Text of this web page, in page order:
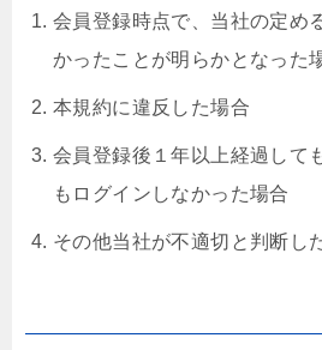
会員登録時点で、当社の定め
かったことが明らかとなった
本規約に違反した場合
会員登録後１年以上経過して
もログインしなかった場合
その他当社が不適切と判断し